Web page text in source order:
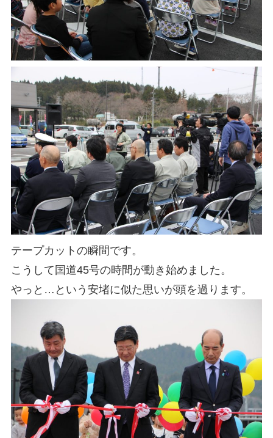
テープカットの瞬間です。
こうして国道45号の時間が動き始めました。
やっと…という安堵に似た思いが頭を過ります。